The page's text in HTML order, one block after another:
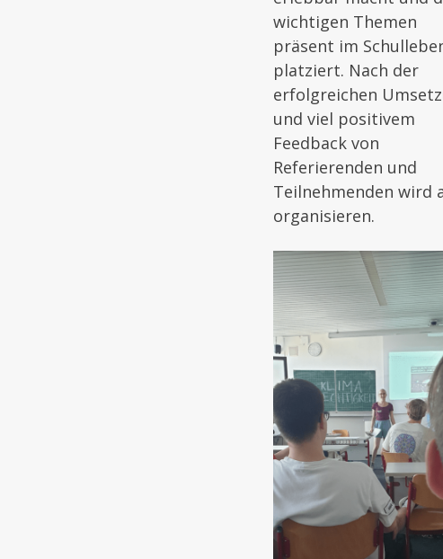
wichtigen Themen
präsent im
platziert. Nach der
erfolgreichen
und viel positivem
Feedback von
Referierenden und
Teilnehmenden wird
organisieren.